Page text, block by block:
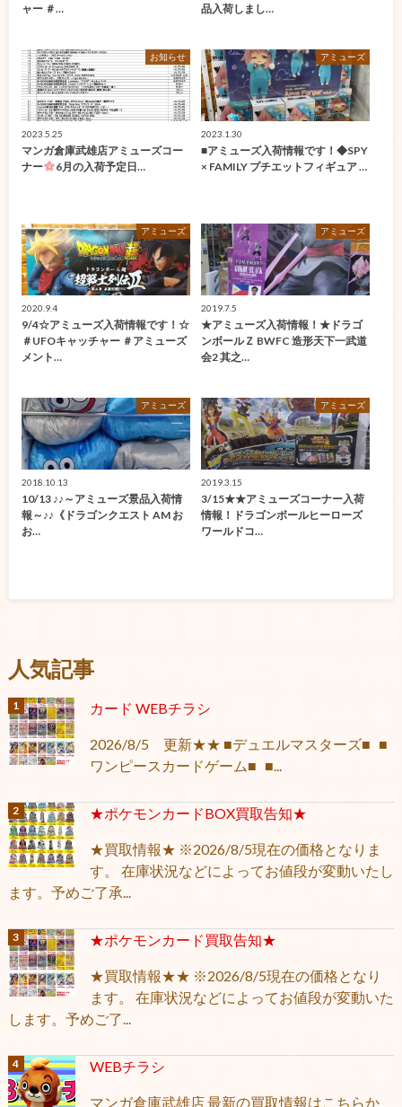
ャー ＃…
品入荷しまし…
お知らせ
2023.5.25
マンガ倉庫武雄店アミューズコー
ナー
6月の入荷予定日…
アミューズ
2023.1.30
■アミューズ入荷情報です！◆SPY
× FAMILY プチエットフィギュア …
アミューズ
2020.9.4
9/4☆アミューズ入荷情報です！☆
＃UFOキャッチャー ＃アミューズ
メント…
アミューズ
2019.7.5
★アミューズ入荷情報！★ドラゴ
ンボールＺ BWFC 造形天下一武道
会2 其之…
アミューズ
2018.10.13
10/13 ♪♪～アミューズ景品入荷情
報～♪♪《ドラゴンクエスト AM お
お…
アミューズ
2019.3.15
3/15★★アミューズコーナー入荷
情報！ドラゴンボールヒーローズ
ワールドコ…
人気記事
カード WEBチラシ
2026/8/5 更新★★ ■デュエルマスターズ■ ■
ワンピースカードゲーム■ ■...
★ポケモンカードBOX買取告知★
★買取情報★ ※2026/8/5現在の価格となりま
す。 在庫状況などによってお値段が変動いたし
ます。予めご了承...
★ポケモンカード買取告知★
★買取情報★★ ※2026/8/5現在の価格となり
ます。 在庫状況などによってお値段が変動いた
します。予めご了...
WEBチラシ
マンガ倉庫武雄店 最新の買取情報はこちらか